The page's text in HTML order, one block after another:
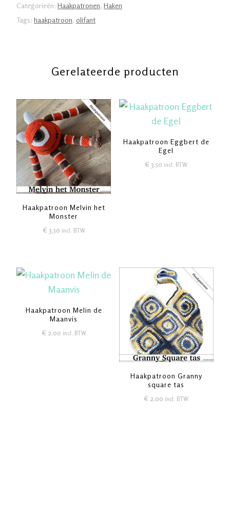
Categorieën: Haakpatronen, Haken
Tags: haakpatroon, olifant
Gerelateerde producten
Haakpatroon Melvin het
Monster
€ 3,50 incl. BTW
Haakpatroon Eggbert de
Egel
€ 3,50 incl. BTW
Haakpatroon Melin de
Maanvis
€ 2,00 incl. BTW
Haakpatroon Granny
square tas
€ 2,00 incl. BTW